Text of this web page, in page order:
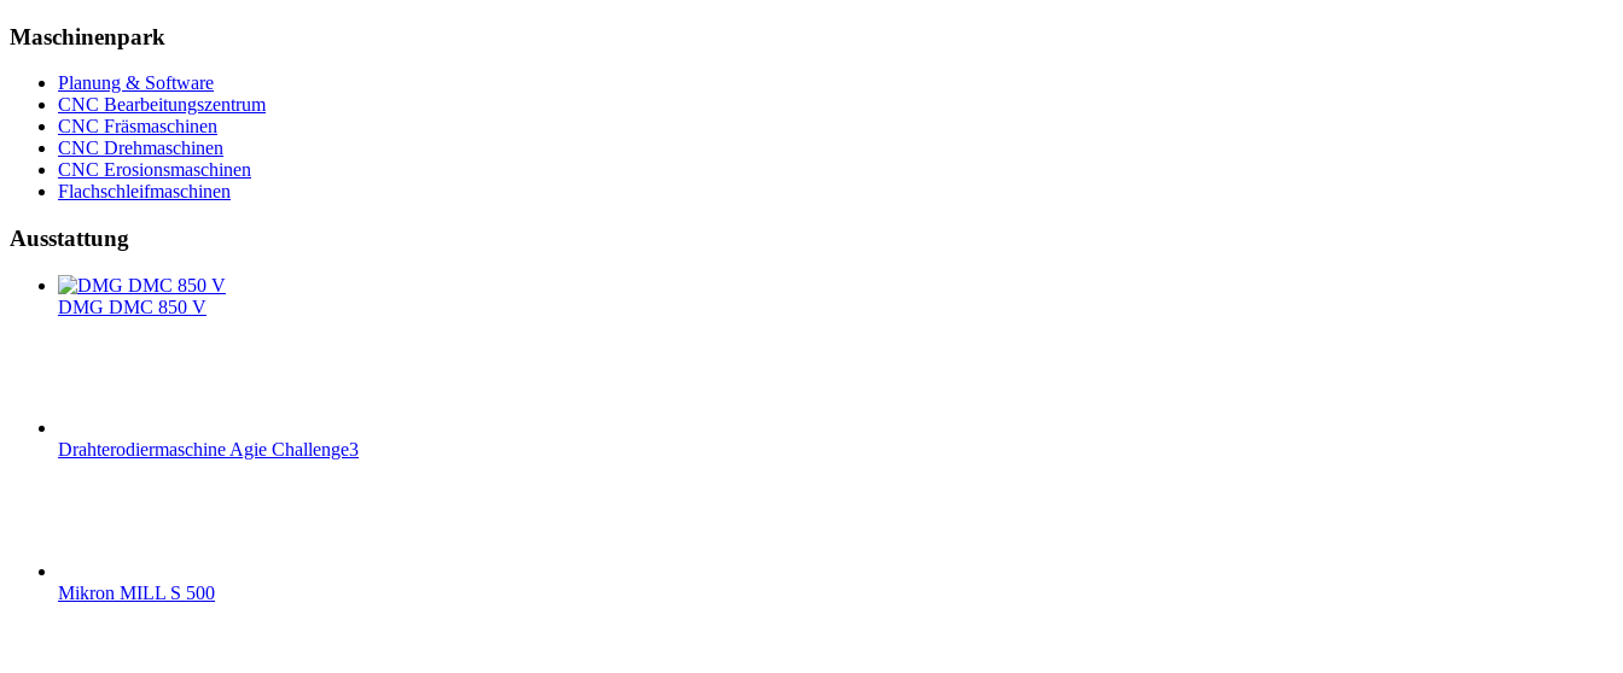
Maschinenpark
Planung & Software
CNC Bearbeitungszentrum
CNC Fräsmaschinen
CNC Drehmaschinen
CNC Erosionsmaschinen
Flachschleifmaschinen
Ausstattung
DMG DMC 850 V
Drahterodiermaschine Agie Challenge3
Mikron MILL S 500